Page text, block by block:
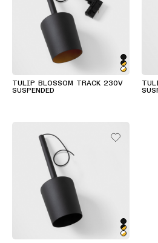
TULIP BLOSSOM TRACK 230V
SUSPENDED